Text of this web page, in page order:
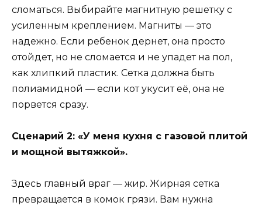
сломаться. Выбирайте магнитную решетку с
усиленным креплением. Магниты — это
надежно. Если ребенок дернет, она просто
отойдет, но не сломается и не упадет на пол,
как хлипкий пластик. Сетка должна быть
полиамидной — если кот укусит её, она не
порвется сразу.
Сценарий 2: «У меня кухня с газовой плитой
и мощной вытяжкой».
Здесь главный враг — жир. Жирная сетка
превращается в комок грязи. Вам нужна